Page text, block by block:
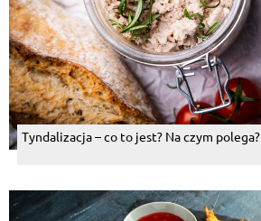
Tyndalizacja – co to jest? Na czym polega?